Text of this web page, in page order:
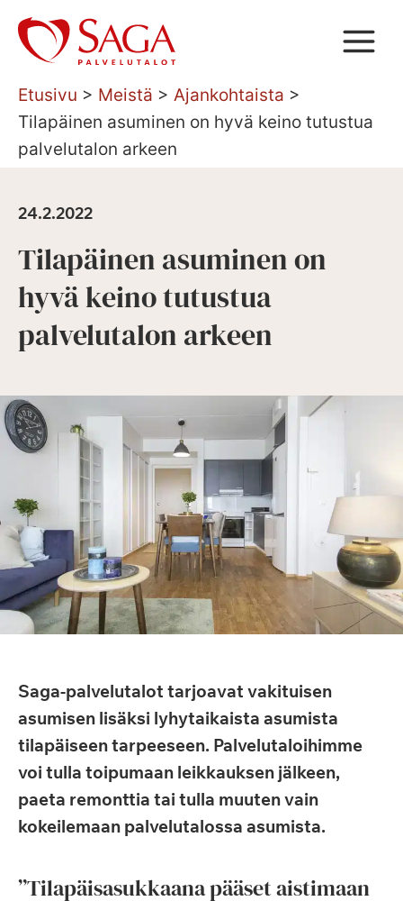
Siirry
sisältöön
Etusivu > Meistä > Ajankohtaista >
Tilapäinen asuminen on hyvä keino tutustua
palvelutalon arkeen
24.2.2022
Tilapäinen asuminen on
hyvä keino tutustua
palvelutalon arkeen
Saga-palvelutalot tarjoavat vakituisen
asumisen lisäksi lyhytaikaista asumista
tilapäiseen tarpeeseen. Palvelutaloihimme
voi tulla toipumaan leikkauksen jälkeen,
paeta remonttia tai tulla muuten vain
kokeilemaan palvelutalossa asumista.
”Tilapäisasukkaana pääset aistimaan